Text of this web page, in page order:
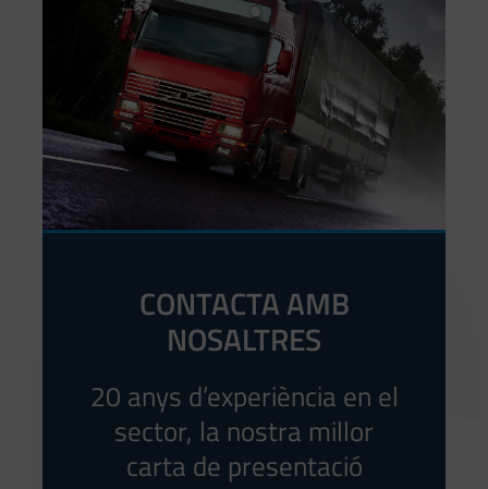
CONTACTA AMB
NOSALTRES
20 anys d’experiència en el
sector, la nostra millor
carta de presentació